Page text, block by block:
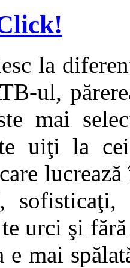
la
ul,
mai
uiţi la
urci şi
e mai